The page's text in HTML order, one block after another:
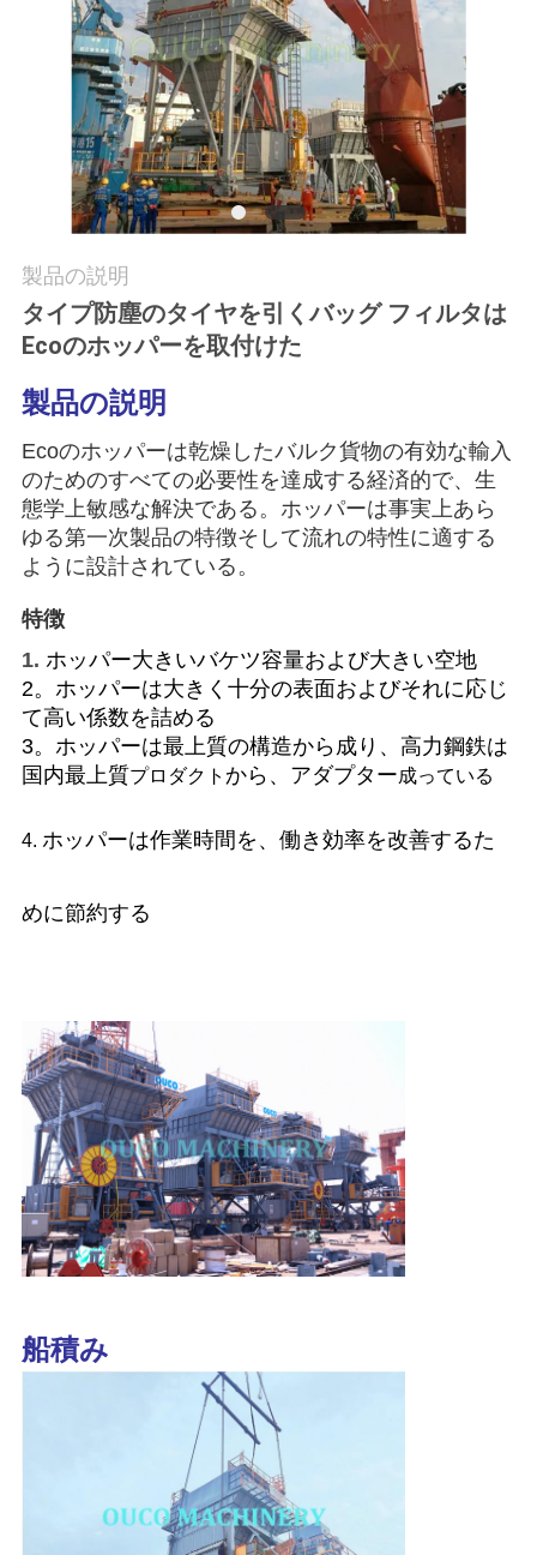
ア
ー
品
質
管
理
ニ
ュ
ー
ス
事
件
US
地
図
プ
ラ
イ
製品の説明
タイプ防塵のタイヤを引くバッグ フィルタは
Ecoのホッパーを取付けた
製品の説明
Ecoのホッパーは乾燥したバルク貨物の有効な輸入
のためのすべての必要性を達成する経済的で、生
態学上敏感な解決である。ホッパーは事実上あら
ゆる第一次製品の特徴そして流れの特性に適する
ように設計されている。
特徴
1. ホッパー大きいバケツ容量および大きい空地
2。ホッパーは大きく十分の表面およびそれに応じ
て高い係数を詰める
3。ホッパーは最上質の構造から成り、高力鋼鉄は
国内最上質プロダクト から、アダプター成っている
4. ホッパーは作業時間を、働き効率を改善するた
めに節約する
船積み